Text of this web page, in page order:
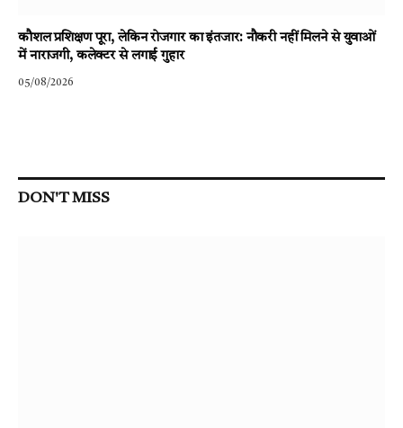
कौशल प्रशिक्षण पूरा, लेकिन रोजगार का इंतजार: नौकरी नहीं मिलने से युवाओं
में नाराजगी, कलेक्टर से लगाई गुहार
05/08/2026
DON'T MISS